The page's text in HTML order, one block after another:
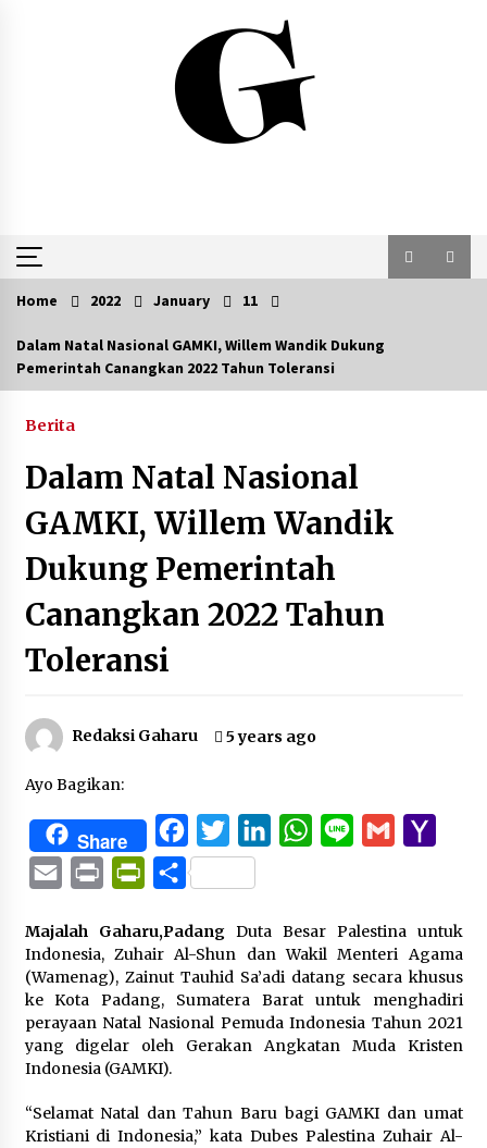
Home 2022 January 11
Dalam Natal Nasional GAMKI, Willem Wandik Dukung
Pemerintah Canangkan 2022 Tahun Toleransi
Berita
Dalam Natal Nasional
GAMKI, Willem Wandik
Dukung Pemerintah
Canangkan 2022 Tahun
Toleransi
Redaksi Gaharu 5 years ago
Ayo Bagikan:
Share FacebookTwitterLinkedInWhatsApp
Line Gmail
Email Print PrintFriendly
Share
Majalah Gaharu,PadangDuta Besar Palestina untuk
Indonesia, Zuhair Al-Shun dan Wakil Menteri Agama
(Wamenag), Zainut Tauhid Sa’adi datang secara khusus
ke Kota Padang, Sumatera Barat untuk menghadiri
perayaan Natal Nasional Pemuda Indonesia Tahun 2021
yang digelar oleh Gerakan Angkatan Muda Kristen
Indonesia (GAMKI).
“Selamat Natal dan Tahun Baru bagi GAMKI dan umat
Kristiani di Indonesia,” kata Dubes Palestina Zuhair Al-